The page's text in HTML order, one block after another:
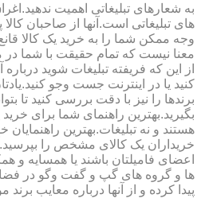
به شعارهای تبلیغاتی اهمیت
های تبلیغاتی است.آنها از صاحبان
وجه ممکن شما را به خرید یک کالا
معنا نیست که تمام حقیقت با شما
از این که فریفته تبلیغات شوید
کنید یا در اینترنت جست وجو
برندها را نیز با دقت بررسی کنید تا
بگیرید.بهترین راهنمای شما برای
هستند و نه تبلیغات.بهترین
خریداران یک کالای مشخص را
اعضای فامیلتان باشند یا همسایه و
ها و گروه های گپ و گفت وگو در فضای
پیدا کرده و از آنها درباره معایب